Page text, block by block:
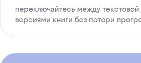
переключайтесь между текстовой
версиями книги без потери